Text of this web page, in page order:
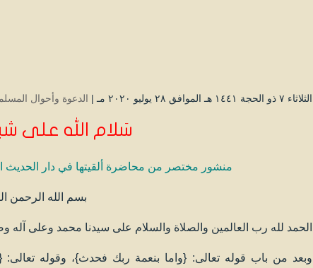
الثلاثاء ۷ ذو الحجة ۱٤٤۱ هـ الموافق ۲۸ يوليو ۲۰۲۰ مـ | الدعوة وأحوال
سَلام الله على
منشور مختصر من محاضرة ألقيتها في دار الحديث
بسم الله الرحمن
الحمد لله رب العالمين والصلاة والسلام على سيدنا محمد وعلى آله
وبعد من باب قوله تعالى: {واما بنعمة ربك فحدث}، وقوله